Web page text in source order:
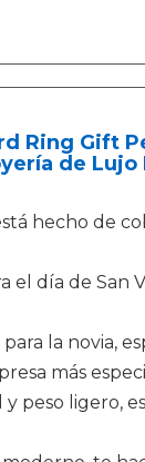
Ring Gift
de
hecho de
el día de San
la novia,
más
peso ligero,